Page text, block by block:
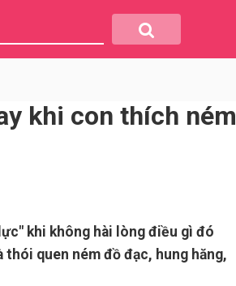
khi con thích ném
khi không hài lòng điều gì đó
quen ném đồ đạc, hung hăng,